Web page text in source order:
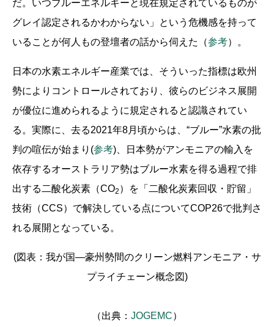
だ。いつブルーエネルギーと現在規定されているものが
グレイ認定されるかわからない」という危機感を持って
いることが何人もの登壇者の話から伺えた（参考）。
日本の水素エネルギー産業では、そういった指標は欧州
勢によりコントロールされており、彼らのビジネス展開
が優位に進められるように規定されると認識されてい
る。実際に、去る2021年8月頃からは、“ブルー”水素の批
判の喧伝が始まり(参考)、日本勢がアンモニアの輸入を
依存するオーストラリア勢はブルー水素を得る過程で排
出する二酸化炭素（CO2 ）を「二酸化炭素回収・貯留」
技術（CCS）で解決している点についてCOP26で批判さ
れる展開となっている。
(図表：我が国―豪州勢間のクリーン燃料アンモニア・サ
プライチェーン概念図)
（出典： JOGEMC）